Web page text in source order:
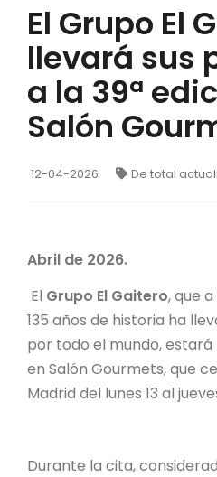
El Grupo El
llevará sus
a la 39ª
Salón
12-04-2026 De total
Abril de 2026.
El Grupo El Gaitero, que
135 años de historia ha
por todo el mundo,
en Salón Gourmets, que
Madrid del lunes 13 al
Durante la cita,